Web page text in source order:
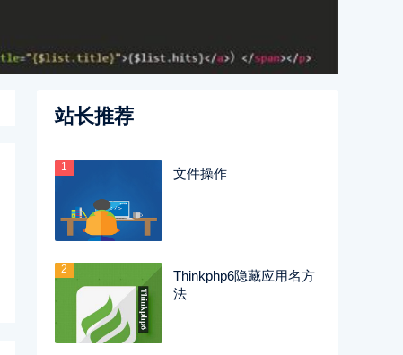
站长推荐
1 文件操作
2
Thinkphp6隐藏应用名方
法